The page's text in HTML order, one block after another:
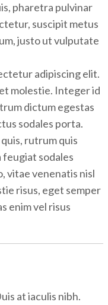
pharetra pulvinar
suscipit metus
justo ut vulputate
adipiscing elit.
molestie. Integer id
dictum egestas
sodales porta.
rutrum quis
feugiat sodales
vitae venenatis nisl
risus, eget semper
enim vel risus
at iaculis nibh.